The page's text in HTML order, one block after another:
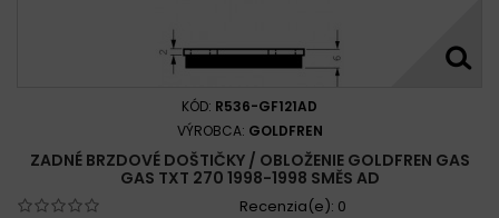
KÓD: R536-GF121AD
VÝROBCA: GOLDFREN
ZADNÉ BRZDOVÉ DOŠTIČKY / OBLOŽENIE GOLDFREN GAS
GAS TXT 270 1998-1998 SMĚS AD
Recenzia(e): 0